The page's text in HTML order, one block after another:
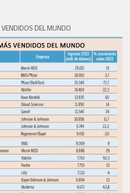
DEL MUNDO